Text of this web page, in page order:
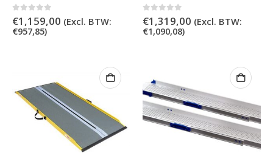
0out of 5
€1,159,00 (Excl. BTW:
€957,85)
0out of 5
€1,319,00 (Excl. BTW:
€1,090,08)